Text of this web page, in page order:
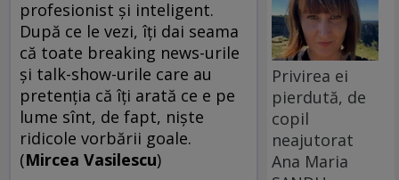
profesionist şi inteligent.
După ce le vezi, îţi dai seama
că toate breaking news-urile
şi talk-show-urile care au
pretenţia că îţi arată ce e pe
lume sînt, de fapt, nişte
ridicole vorbării goale.
(Mircea Vasilescu)
Privirea ei
pierdută, de
copil
neajutorat
Ana Maria